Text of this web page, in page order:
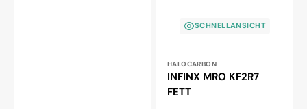
SCHNELLANSICHT
Anbieter:
HALOCARBON
INFINX MRO KF2R7
FETT